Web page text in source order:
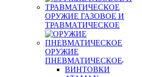
ОРУЖИЕ ГАЗОВОЕ И
ТРАВМАТИЧЕСКОЕ
ОРУЖИЕ
ПНЕВМАТИЧЕСКОЕ
ВИНТОВКИ